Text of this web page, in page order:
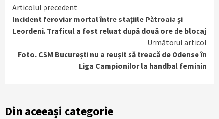
Continue
Reading
Articolul precedent
Incident feroviar mortal între stațiile Pătroaia și
Leordeni. Traficul a fost reluat după două ore de blocaj
Următorul articol
Foto. CSM București nu a reușit să treacă de Odense în
Liga Campionilor la handbal feminin
Din aceeași categorie